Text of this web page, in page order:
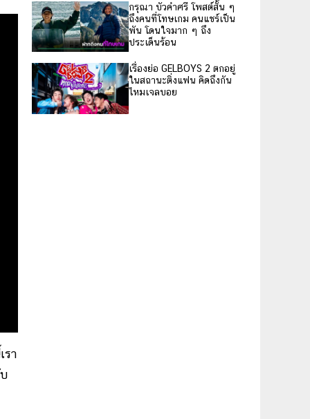
รา
กรุณา บัวคำศรี โพสต์สั้น ๆ
ถึงคนที่โทษเกม คนแชร์เป็น
พัน โดนใจมาก ๆ ถึง
ประเด็นร้อน
เรื่องย่อ GELBOYS 2 ตกอยู่
ในสถานะติ่งแฟน คิดถึงกัน
ไหมเจลบอย